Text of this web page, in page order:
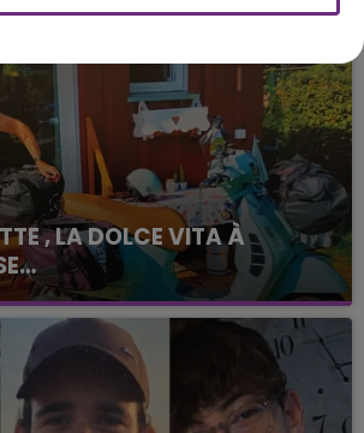
, LA DOLCE VITA À